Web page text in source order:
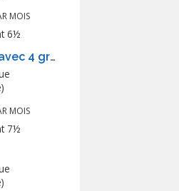
MOIS
6½
Logements lumineux avec 4 grd chambres
MOIS
7½